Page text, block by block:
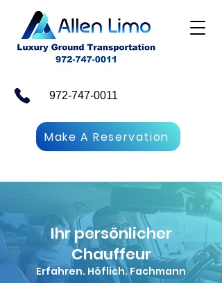
972-747-0011
Make A Reservation
Ihr persönlicher
Chauffeur
Erfahren. Höflich. Fachmann